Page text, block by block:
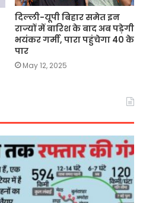
दिल्ली-यूपी बिहार समेत इन
राज्यों में बारिश के बाद अब पड़ेगी
भयंकर गर्मी, पारा पहुंचेगा 40 के
पार
May 12, 2025